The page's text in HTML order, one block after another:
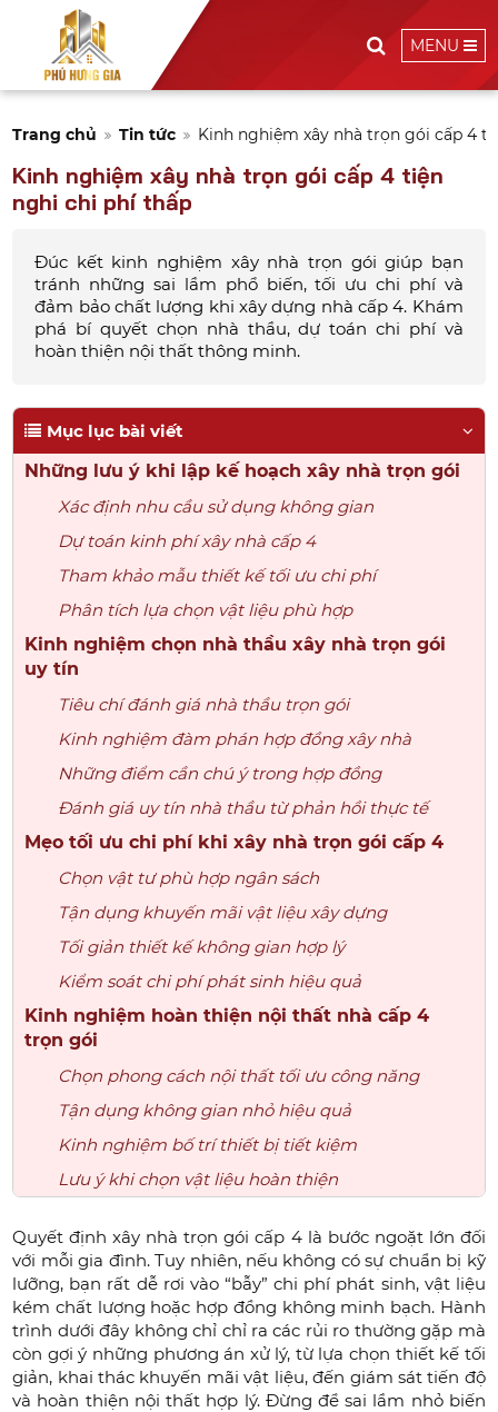
MENU
Trang chủ Tin tức Kinh nghiệm xây nhà trọn gói cấp 4
Kinh nghiệm xây nhà trọn gói cấp 4 tiện
nghi chi phí thấp
Đúc kết kinh nghiệm xây nhà trọn gói giúp bạn
tránh những sai lầm phổ biến, tối ưu chi phí và
đảm bảo chất lượng khi xây dựng nhà cấp 4. Khám
phá bí quyết chọn nhà thầu, dự toán chi phí và
hoàn thiện nội thất thông minh.
Mục lục bài viết
Những lưu ý khi lập kế hoạch xây nhà trọn gói
Xác định nhu cầu sử dụng không gian
Dự toán kinh phí xây nhà cấp 4
Tham khảo mẫu thiết kế tối ưu chi phí
Phân tích lựa chọn vật liệu phù hợp
Kinh nghiệm chọn nhà thầu xây nhà trọn gói
uy tín
Tiêu chí đánh giá nhà thầu trọn gói
Kinh nghiệm đàm phán hợp đồng xây nhà
Những điểm cần chú ý trong hợp đồng
Đánh giá uy tín nhà thầu từ phản hồi thực tế
Mẹo tối ưu chi phí khi xây nhà trọn gói cấp 4
Chọn vật tư phù hợp ngân sách
Tận dụng khuyến mãi vật liệu xây dựng
Tối giản thiết kế không gian hợp lý
Kiểm soát chi phí phát sinh hiệu quả
Kinh nghiệm hoàn thiện nội thất nhà cấp 4
trọn gói
Chọn phong cách nội thất tối ưu công năng
Tận dụng không gian nhỏ hiệu quả
Kinh nghiệm bố trí thiết bị tiết kiệm
Lưu ý khi chọn vật liệu hoàn thiện
Quyết định xây nhà trọn gói cấp 4 là bước ngoặt lớn đối
với mỗi gia đình. Tuy nhiên, nếu không có sự chuẩn bị kỹ
lưỡng, bạn rất dễ rơi vào “bẫy” chi phí phát sinh, vật liệu
kém chất lượng hoặc hợp đồng không minh bạch. Hành
trình dưới đây không chỉ chỉ ra các rủi ro thường gặp mà
còn gợi ý những phương án xử lý, từ lựa chọn thiết kế tối
giản, khai thác khuyến mãi vật liệu, đến giám sát tiến độ
và hoàn thiện nội thất hợp lý. Đừng để sai lầm nhỏ biến